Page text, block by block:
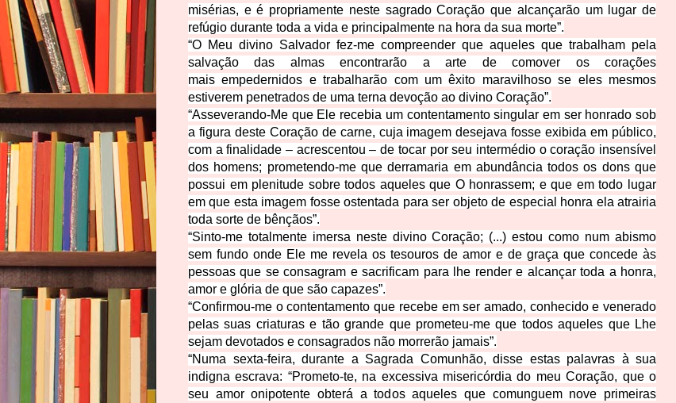
misérias, e é propriamente neste sagrado Coração que alcançarão um lugar de
refúgio durante toda a vida e principalmente na hora da sua morte”.
“O Meu divino Salvador fez-me compreender que aqueles que trabalham pela
salvação das almas encontrarão a arte de comover os corações
mais empedernidos e trabalharão com um êxito maravilhoso se eles mesmos
estiverem penetrados de uma terna devoção ao divino Coração”.
“Asseverando-Me que Ele recebia um contentamento singular em ser honrado sob
a figura deste Coração de carne, cuja imagem desejava fosse exibida em público,
com a finalidade – acrescentou – de tocar por seu intermédio o coração insensível
dos homens; prometendo-me que derramaria em abundância todos os dons que
possui em plenitude sobre todos aqueles que O honrassem; e que em todo lugar
em que esta imagem fosse ostentada para ser objeto de especial honra ela atrairia
toda sorte de bênçãos”.
“Sinto-me totalmente imersa neste divino Coração; (...) estou como num abismo
sem fundo onde Ele me revela os tesouros de amor e de graça que concede às
pessoas que se consagram e sacrificam para lhe render e alcançar toda a honra,
amor e glória de que são capazes”.
“Confirmou-me o contentamento que recebe em ser amado, conhecido e venerado
pelas suas criaturas e tão grande que prometeu-me que todos aqueles que Lhe
sejam devotados e consagrados não morrerão jamais”.
“Numa sexta-feira, durante a Sagrada Comunhão, disse estas palavras à sua
indigna escrava: “Prometo-te, na excessiva misericórdia do meu Coração, que o
seu amor onipotente obterá a todos aqueles que comunguem nove primeiras